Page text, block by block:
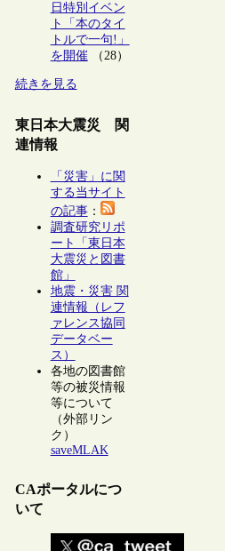
日特別イベン
ト「本のタイ
トルで一句!」
を開催（28）
続きを見る
東日本大震災 関
連情報
「災害」に関
する当サイト
の記事：
調査研究リポ
ート「東日本
大震災と図書
館」
地震・災害 関
連情報（レフ
ァレンス協同
データベー
ス）
各地の図書館
等の被災情報
等について
（外部リン
ク）
saveMLAK
CAポータルにつ
いて